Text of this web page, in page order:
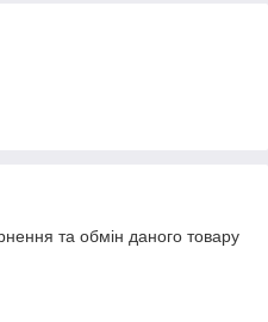
та обмін даного товару